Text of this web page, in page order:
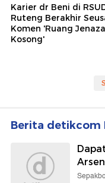
Karier dr Beni di
Ruteng Berakhir
Komen 'Ruang
Kosong'
Berita detikcom